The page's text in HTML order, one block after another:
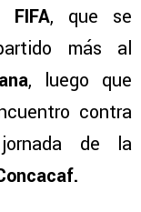
, que se
más al
, luego que
contra
de la